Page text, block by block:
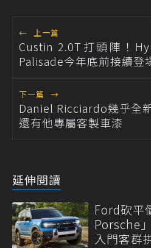
← 上一篇
Custin 2.0T打頭陣！
Palisade今年底前接續登
下一篇 →
Daniel Ricciardo幾乎全
還有他專屬客製車漆
延伸閱讀
Ford砍平
Porsche
入門客群